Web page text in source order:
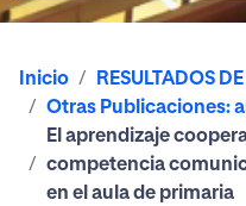
Inicio
RESULTADOS
Otras Publicaciones:
El aprendizaje
competencia
en el aula de primaria